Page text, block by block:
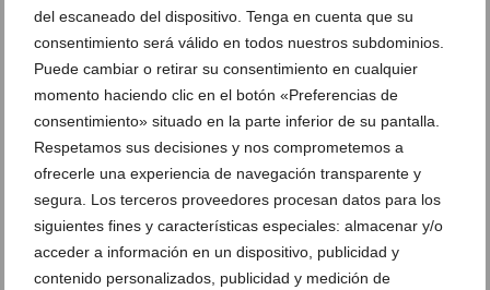
del escaneado del dispositivo. Tenga en cuenta que su
consentimiento será válido en todos nuestros subdominios.
Puede cambiar o retirar su consentimiento en cualquier
momento haciendo clic en el botón «Preferencias de
consentimiento» situado en la parte inferior de su pantalla.
Respetamos sus decisiones y nos comprometemos a
ofrecerle una experiencia de navegación transparente y
segura. Los terceros proveedores procesan datos para los
siguientes fines y características especiales: almacenar y/o
acceder a información en un dispositivo, publicidad y
contenido personalizados, publicidad y medición de
Ver sorteos
Newsletter